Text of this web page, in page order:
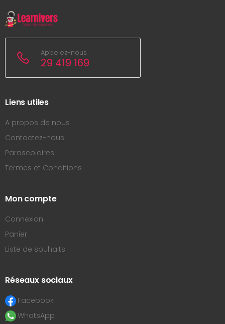
Appelez-nous
29 419 169
Liens utiles
A propos de nous
Contactez-nous
Parascolaires
Termes et Conditions
Mon compte
Connexion
Panier
Liste de souhaits
Réseaux sociaux
Facebook
WhatsApp